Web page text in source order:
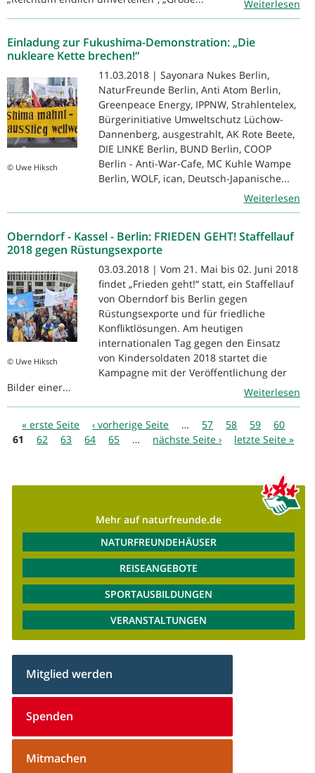
Weiterlesen
Einladung zur Fukushima-Demonstration: „Die
nukleare Kette brechen!“
© Uwe Hiksch
11.03.2018 | Sayonara Nukes Berlin,
NaturFreunde Berlin, Anti Atom Berlin,
Greenpeace Energy, IPPNW, Strahlentelex,
Bürgerinitiative Umweltschutz Lüchow-
Dannenberg, ausgestrahlt, AK Rote Beete,
DIE LINKE Berlin, BUND Berlin, COOP
Berlin - Anti-War-Cafe, MC Kuhle Wampe
Berlin, WOLF, ican, Deutsch-Japanische...
Weiterlesen
Oberndorf - Kassel - Berlin: FRIEDEN GEHT! Staffellauf
2018 gegen Rüstungsexporte
© Uwe Hiksch
03.03.2018 | Vom 21. Mai bis 02. Juni 2018
findet „Frieden geht!“ statt, ein Staffellauf
von Oberndorf bis Berlin gegen
Rüstungsexporte und für friedliche
Konfliktlösungen. Am heutigen
internationalen Tag gegen den Einsatz
von Kindersoldaten 2018 startet die
Kampagne mit der Veröffentlichung der
Bilder einer...
Weiterlesen
Seiten
« erste Seite ‹ vorherige Seite … 57 58 59
60
61
62 63 64 65 … nächste Seite › letzte Seite »
Mehr auf naturfreunde.de
NATURFREUNDEHÄUSER
REISEANGEBOTE
SPORTAUSBILDUNGEN
VERANSTALTUNGEN
Mitglied werden
Spenden
Mitmachen